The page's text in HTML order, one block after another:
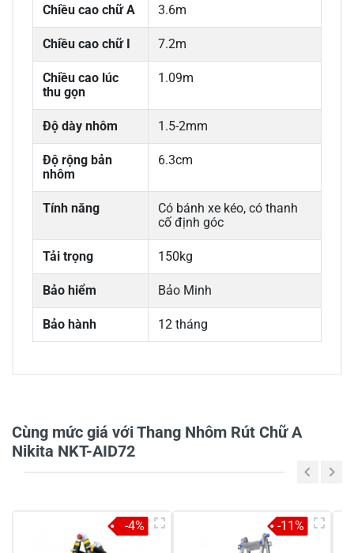
Chiều cao chữ A 3.6m
Chiều cao chữ I 7.2m
Chiều cao lúc
thu gọn
1.09m
Độ dày nhôm 1.5-2mm
Độ rộng bản
nhôm
6.3cm
Tính năng
Có bánh xe kéo, có thanh
cố định góc
Tải trọng 150kg
Bảo hiểm Bảo Minh
Bảo hành 12 tháng
3
Cùng mức giá với Thang Nhôm Rút Chữ A
Nikita NKT-AID72
-4% -11%